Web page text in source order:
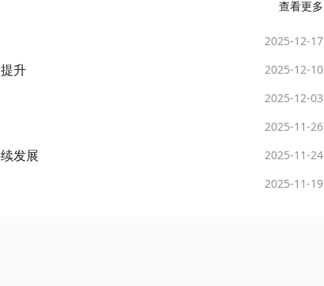
查看更多
2025-12-17
升 2025-12-10
2025-12-03
2025-11-26
发展 2025-11-24
2025-11-19